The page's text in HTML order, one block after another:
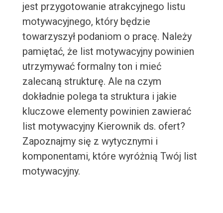
jest przygotowanie atrakcyjnego listu
motywacyjnego, który będzie
towarzyszył podaniom o pracę. Należy
pamiętać, że list motywacyjny powinien
utrzymywać formalny ton i mieć
zalecaną strukturę. Ale na czym
dokładnie polega ta struktura i jakie
kluczowe elementy powinien zawierać
list motywacyjny Kierownik ds. ofert?
Zapoznajmy się z wytycznymi i
komponentami, które wyróżnią Twój list
motywacyjny.